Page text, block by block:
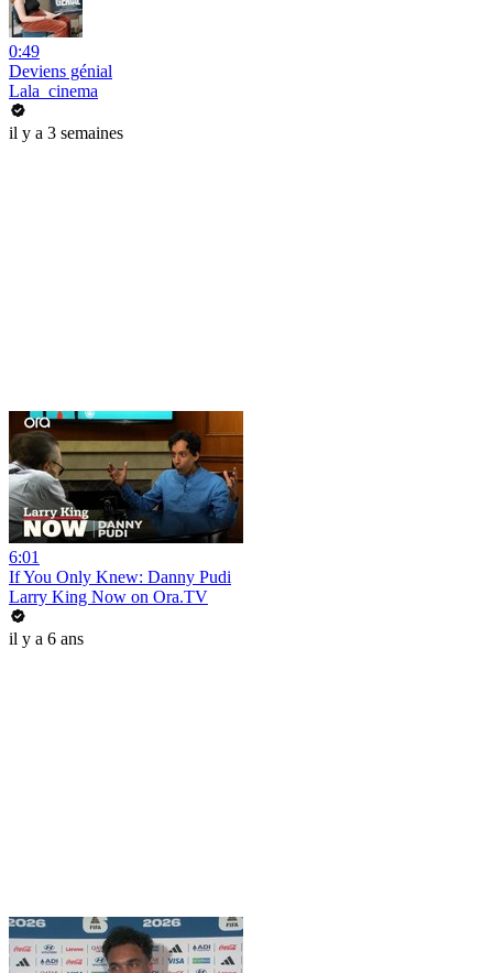
0:49
Deviens génial
Lala_cinema
il y a 3 semaines
6:01
If You Only Knew: Danny Pudi
Larry King Now on Ora.TV
il y a 6 ans